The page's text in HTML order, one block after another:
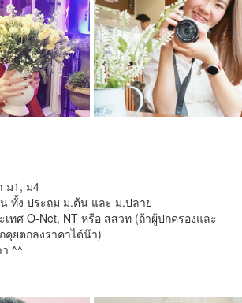
ม1, ม4
ทั้ง ประถม ม.ต้น และ ม.ปลาย
ทศ O-Net, NT หรือ สสวท (ถ้าผู้ปกครองและ
คุยตกลงราคาได้น๊า)
^^